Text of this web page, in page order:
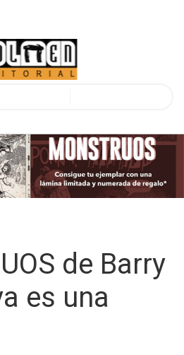
de Barry
es una